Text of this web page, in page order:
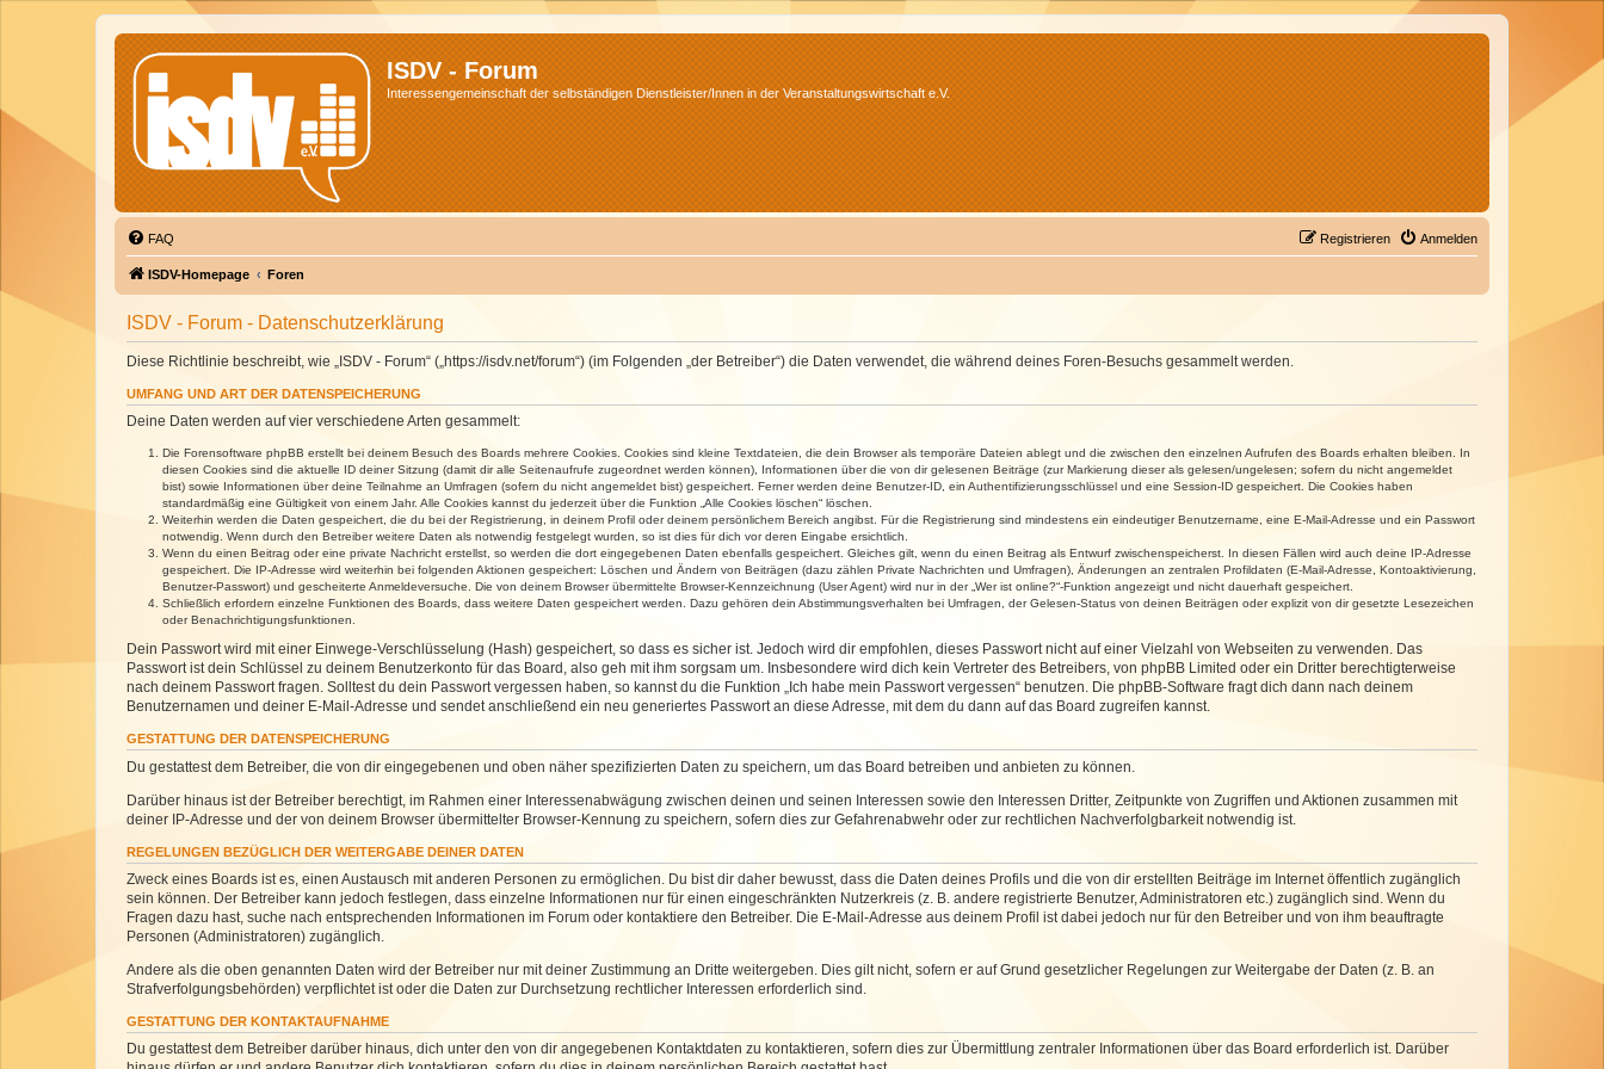
ISDV - Forum
Interessengemeinschaft der selbständigen Dienstleister/Innen in der Veranstaltungswirtschaft e.V.
FAQ Anmelden
Registrieren
ISDV-Homepage Foren
ISDV - Forum - Datenschutzerklärung
Diese Richtlinie beschreibt, wie „ISDV - Forum“ („https://isdv.net/forum“) (im Folgenden „der Betreiber“) die Daten verwendet, die während deines Foren-Besuchs gesammelt werden.
UMFANG UND ART DER DATENSPEICHERUNG
Deine Daten werden auf vier verschiedene Arten gesammelt:
Die Forensoftware phpBB erstellt bei deinem Besuch des Boards mehrere Cookies. Cookies sind kleine Textdateien, die dein Browser als temporäre Dateien ablegt und die zwischen den einzelnen Aufrufen des Boards erhalten bleiben. In
diesen Cookies sind die aktuelle ID deiner Sitzung (damit dir alle Seitenaufrufe zugeordnet werden können), Informationen über die von dir gelesenen Beiträge (zur Markierung dieser als gelesen/ungelesen; sofern du nicht angemeldet
bist) sowie Informationen über deine Teilnahme an Umfragen (sofern du nicht angemeldet bist) gespeichert. Ferner werden deine Benutzer-ID, ein Authentifizierungsschlüssel und eine Session-ID gespeichert. Die Cookies haben
standardmäßig eine Gültigkeit von einem Jahr. Alle Cookies kannst du jederzeit über die Funktion „Alle Cookies löschen“ löschen.
Weiterhin werden die Daten gespeichert, die du bei der Registrierung, in deinem Profil oder deinem persönlichem Bereich angibst. Für die Registrierung sind mindestens ein eindeutiger Benutzername, eine E-Mail-Adresse und ein Passwort
notwendig. Wenn durch den Betreiber weitere Daten als notwendig festgelegt wurden, so ist dies für dich vor deren Eingabe ersichtlich.
Wenn du einen Beitrag oder eine private Nachricht erstellst, so werden die dort eingegebenen Daten ebenfalls gespeichert. Gleiches gilt, wenn du einen Beitrag als Entwurf zwischenspeicherst. In diesen Fällen wird auch deine IP-Adresse
gespeichert. Die IP-Adresse wird weiterhin bei folgenden Aktionen gespeichert: Löschen und Ändern von Beiträgen (dazu zählen Private Nachrichten und Umfragen), Änderungen an zentralen Profildaten (E-Mail-Adresse, Kontoaktivierung,
Benutzer-Passwort) und gescheiterte Anmeldeversuche. Die von deinem Browser übermittelte Browser-Kennzeichnung (User Agent) wird nur in der „Wer ist online?“-Funktion angezeigt und nicht dauerhaft gespeichert.
Schließlich erfordern einzelne Funktionen des Boards, dass weitere Daten gespeichert werden. Dazu gehören dein Abstimmungsverhalten bei Umfragen, der Gelesen-Status von deinen Beiträgen oder explizit von dir gesetzte Lesezeichen
oder Benachrichtigungsfunktionen.
Dein Passwort wird mit einer Einwege-Verschlüsselung (Hash) gespeichert, so dass es sicher ist. Jedoch wird dir empfohlen, dieses Passwort nicht auf einer Vielzahl von Webseiten zu verwenden. Das
Passwort ist dein Schlüssel zu deinem Benutzerkonto für das Board, also geh mit ihm sorgsam um. Insbesondere wird dich kein Vertreter des Betreibers, von phpBB Limited oder ein Dritter berechtigterweise
nach deinem Passwort fragen. Solltest du dein Passwort vergessen haben, so kannst du die Funktion „Ich habe mein Passwort vergessen“ benutzen. Die phpBB-Software fragt dich dann nach deinem
Benutzernamen und deiner E-Mail-Adresse und sendet anschließend ein neu generiertes Passwort an diese Adresse, mit dem du dann auf das Board zugreifen kannst.
GESTATTUNG DER DATENSPEICHERUNG
Du gestattest dem Betreiber, die von dir eingegebenen und oben näher spezifizierten Daten zu speichern, um das Board betreiben und anbieten zu können.
Darüber hinaus ist der Betreiber berechtigt, im Rahmen einer Interessenabwägung zwischen deinen und seinen Interessen sowie den Interessen Dritter, Zeitpunkte von Zugriffen und Aktionen zusammen mit
deiner IP-Adresse und der von deinem Browser übermittelter Browser-Kennung zu speichern, sofern dies zur Gefahrenabwehr oder zur rechtlichen Nachverfolgbarkeit notwendig ist.
REGELUNGEN BEZÜGLICH DER WEITERGABE DEINER DATEN
Zweck eines Boards ist es, einen Austausch mit anderen Personen zu ermöglichen. Du bist dir daher bewusst, dass die Daten deines Profils und die von dir erstellten Beiträge im Internet öffentlich zugänglich
sein können. Der Betreiber kann jedoch festlegen, dass einzelne Informationen nur für einen eingeschränkten Nutzerkreis (z. B. andere registrierte Benutzer, Administratoren etc.) zugänglich sind. Wenn du
Fragen dazu hast, suche nach entsprechenden Informationen im Forum oder kontaktiere den Betreiber. Die E-Mail-Adresse aus deinem Profil ist dabei jedoch nur für den Betreiber und von ihm beauftragte
Personen (Administratoren) zugänglich.
Andere als die oben genannten Daten wird der Betreiber nur mit deiner Zustimmung an Dritte weitergeben. Dies gilt nicht, sofern er auf Grund gesetzlicher Regelungen zur Weitergabe der Daten (z. B. an
Strafverfolgungsbehörden) verpflichtet ist oder die Daten zur Durchsetzung rechtlicher Interessen erforderlich sind.
GESTATTUNG DER KONTAKTAUFNAHME
Du gestattest dem Betreiber darüber hinaus, dich unter den von dir angegebenen Kontaktdaten zu kontaktieren, sofern dies zur Übermittlung zentraler Informationen über das Board erforderlich ist. Darüber